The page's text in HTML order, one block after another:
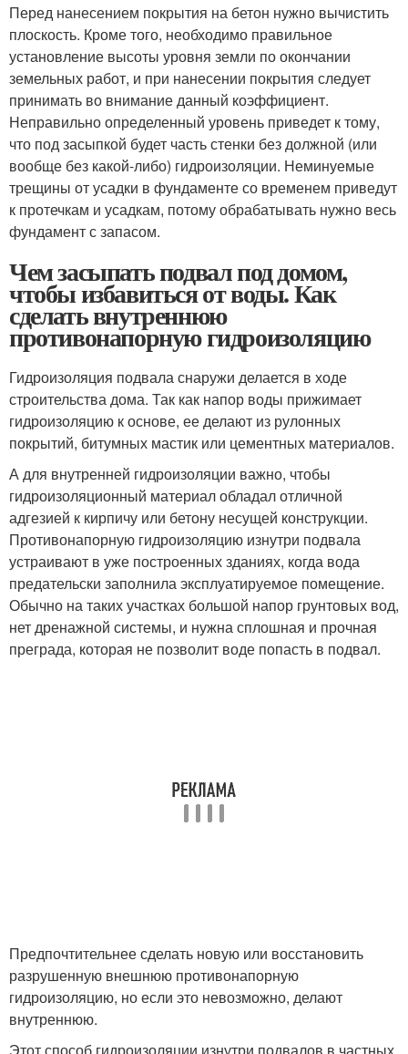
Перед нанесением покрытия на бетон нужно вычистить
плоскость. Кроме того, необходимо правильное
установление высоты уровня земли по окончании
земельных работ, и при нанесении покрытия следует
принимать во внимание данный коэффициент.
Неправильно определенный уровень приведет к тому,
что под засыпкой будет часть стенки без должной (или
вообще без какой-либо) гидроизоляции. Неминуемые
трещины от усадки в фундаменте со временем приведут
к протечкам и усадкам, потому обрабатывать нужно весь
фундамент с запасом.
Чем засыпать подвал под домом,
чтобы избавиться от воды. Как
сделать внутреннюю
противонапорную гидроизоляцию
Гидроизоляция подвала снаружи делается в ходе
строительства дома. Так как напор воды прижимает
гидроизоляцию к основе, ее делают из рулонных
покрытий, битумных мастик или цементных материалов.
А для внутренней гидроизоляции важно, чтобы
гидроизоляционный материал обладал отличной
адгезией к кирпичу или бетону несущей конструкции.
Противонапорную гидроизоляцию изнутри подвала
устраивают в уже построенных зданиях, когда вода
предательски заполнила эксплуатируемое помещение.
Обычно на таких участках большой напор грунтовых вод,
нет дренажной системы, и нужна сплошная и прочная
преграда, которая не позволит воде попасть в подвал.
Предпочтительнее сделать новую или восстановить
разрушенную внешнюю противонапорную
гидроизоляцию, но если это невозможно, делают
внутреннюю.